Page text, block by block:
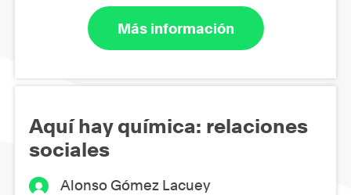
Más información
Aquí hay química: relaciones
sociales
Alonso Gómez Lacuey